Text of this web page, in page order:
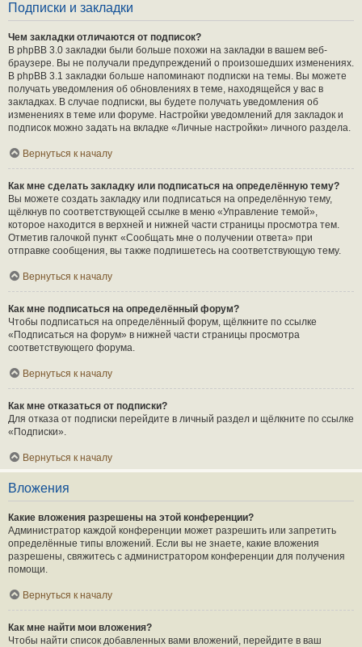
Подписки и закладки
Чем закладки отличаются от подписок?
В phpBB 3.0 закладки были больше похожи на закладки в вашем веб-
браузере. Вы не получали предупреждений о произошедших изменениях.
В phpBB 3.1 закладки больше напоминают подписки на темы. Вы можете
получать уведомления об обновлениях в теме, находящейся у вас в
закладках. В случае подписки, вы будете получать уведомления об
изменениях в теме или форуме. Настройки уведомлений для закладок и
подписок можно задать на вкладке «Личные настройки» личного раздела.
Вернуться к началу
Как мне сделать закладку или подписаться на определённую тему?
Вы можете создать закладку или подписаться на определённую тему,
щёлкнув по соответствующей ссылке в меню «Управление темой»,
которое находится в верхней и нижней части страницы просмотра тем.
Отметив галочкой пункт «Сообщать мне о получении ответа» при
отправке сообщения, вы также подпишетесь на соответствующую тему.
Вернуться к началу
Как мне подписаться на определённый форум?
Чтобы подписаться на определённый форум, щёлкните по ссылке
«Подписаться на форум» в нижней части страницы просмотра
соответствующего форума.
Вернуться к началу
Как мне отказаться от подписки?
Для отказа от подписки перейдите в личный раздел и щёлкните по ссылке
«Подписки».
Вернуться к началу
Вложения
Какие вложения разрешены на этой конференции?
Администратор каждой конференции может разрешить или запретить
определённые типы вложений. Если вы не знаете, какие вложения
разрешены, свяжитесь с администратором конференции для получения
помощи.
Вернуться к началу
Как мне найти мои вложения?
Чтобы найти список добавленных вами вложений, перейдите в ваш